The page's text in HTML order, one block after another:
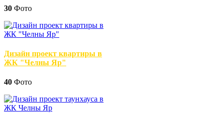
30 Фото
Дизайн проект квартиры в
ЖК "Челны Яр"
40 Фото